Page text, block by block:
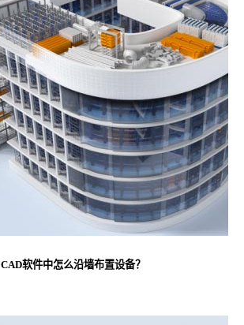
软件中怎么沿墙布置设备？